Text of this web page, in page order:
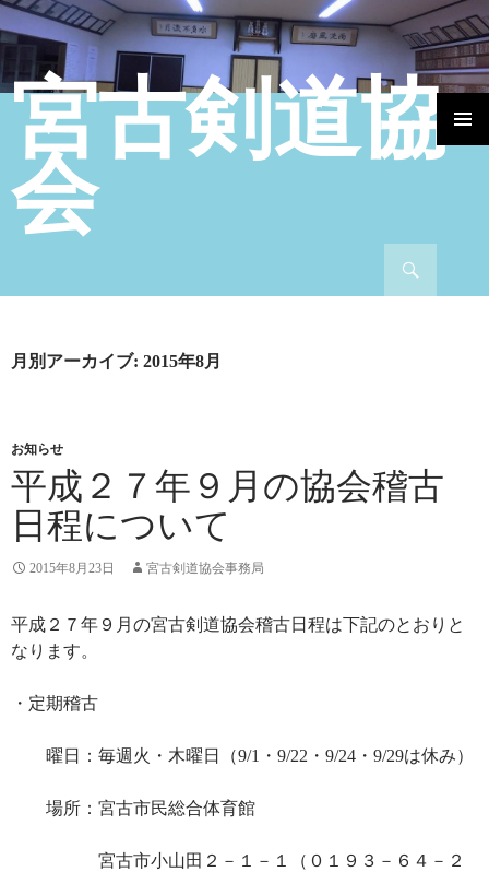
宮古剣道協
会
コンテンツへ移動
月別アーカイブ: 2015年8月
お知らせ
平成２７年９月の協会稽古
日程について
2015年8月23日 宮古剣道協会事務局
平成２７年９月の宮古剣道協会稽古日程は下記のとおりと
なります。
・定期稽古
曜日：毎週火・木曜日（9/1・9/22・9/24・9/29は休み）
場所：宮古市民総合体育館
宮古市小山田２－１－１（０１９３－６４－２